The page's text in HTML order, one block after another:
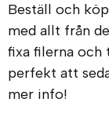
Beställ och
med allt från
fixa filerna och
perfekt att
mer info!